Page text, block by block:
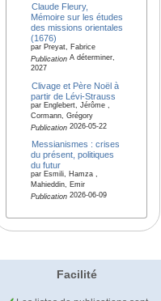
Claude Fleury,
Mémoire sur les études
des missions orientales
(1676)
par Preyat, Fabrice
PublicationA déterminer,
2027
Clivage et Père Noël à
partir de Lévi-Strauss
par Englebert, Jérôme ,
Cormann, Grégory
Publication2026-05-22
Messianismes : crises
du présent, politiques
du futur
par Esmili, Hamza ,
Mahieddin, Emir
Publication2026-06-09
Facilité